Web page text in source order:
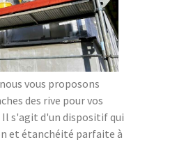
vous proposons
des rive pour vos
s'agit d'un dispositif qui
et étanchéité parfaite à